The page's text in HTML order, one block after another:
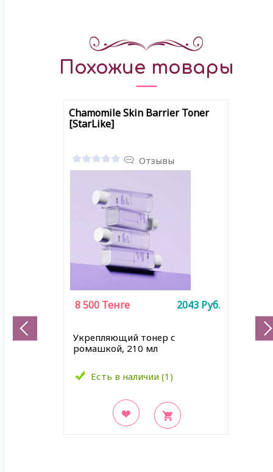
Похожие товары
Chamomile Skin Barrier Toner
[StarLike]
Отзывы
Укрепляющий тонер с
ромашкой, 210 мл
Есть в наличии (1)
8 500 Тенге 2043 Руб.